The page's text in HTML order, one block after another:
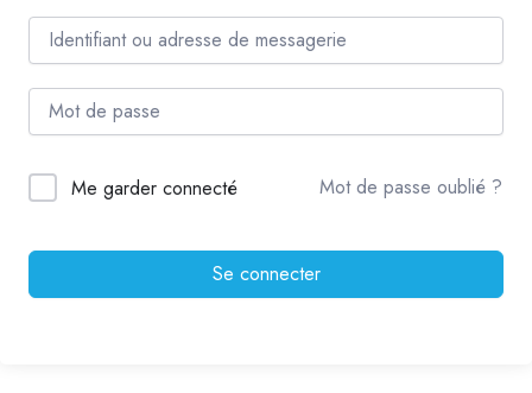
Me garder connecté Mot de passe oublié ?
Se connecter